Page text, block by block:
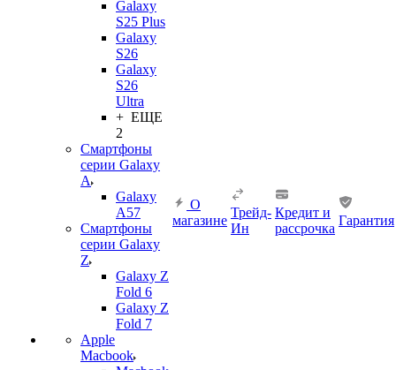
Galaxy
S25 Plus
Galaxy
S26
Galaxy
S26
Ultra
+ ЕЩЕ
2
Смартфоны
серии Galaxy
A
Galaxy
A57
Смартфоны
серии Galaxy
Z
Galaxy Z
Fold 6
Galaxy Z
Fold 7
Apple
Macbook
О
магазине
Трейд-
Ин
Кредит и
рассрочка
Гарантия